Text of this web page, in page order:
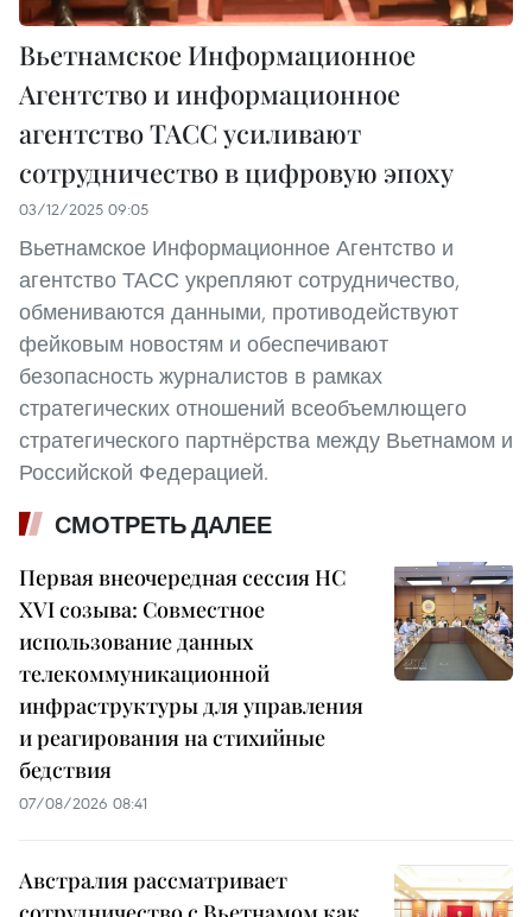
Вьетнамское Информационное
Агентство и информационное
агентство ТАСС усиливают
сотрудничество в цифровую эпоху
03/12/2025 09:05
Вьетнамское Информационное Агентство и
агентство ТАСС укрепляют сотрудничество,
обмениваются данными, противодействуют
фейковым новостям и обеспечивают
безопасность журналистов в рамках
стратегических отношений всеобъемлющего
стратегического партнёрства между Вьетнамом и
Российской Федерацией.
СМОТРЕТЬ ДАЛЕЕ
Первая внеочередная сессия НС
XVI созыва: Совместное
использование данных
телекоммуникационной
инфраструктуры для управления
и реагирования на стихийные
бедствия
07/08/2026 08:41
Австралия рассматривает